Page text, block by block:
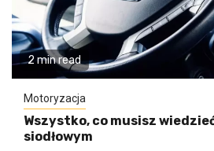
2 min read
Motoryzacja
Wszystko, co musisz
siodłowym